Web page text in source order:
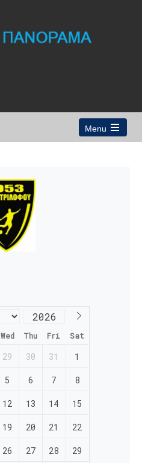
Menu
Open
Wed Thu Fri Sat
29 30 31 1
5 6 7 8
12 13 14 15
19 20 21 22
26 27 28 29